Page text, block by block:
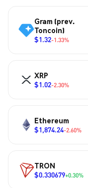
Gram (prev.
Toncoin)
$1.32-1.33%
XRP
$1.02-2.30%
Ethereum
$1,874.24-2.60%
TRON
$0.330679+0.30%